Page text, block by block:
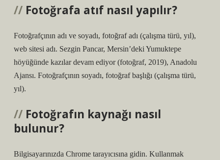
Fotoğrafa atıf nasıl yapılır?
Fotoğrafçının adı ve soyadı, fotoğraf adı (çalışma türü, yıl),
web sitesi adı. Sezgin Pancar, Mersin’deki Yumuktepe
höyüğünde kazılar devam ediyor (fotoğraf, 2019), Anadolu
Ajansı. Fotoğrafçının soyadı, fotoğraf başlığı (çalışma türü,
yıl).
Fotoğrafın kaynağı nasıl
bulunur?
Bilgisayarınızda Chrome tarayıcısına gidin. Kullanmak